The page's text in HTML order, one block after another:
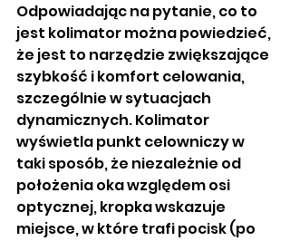
Odpowiadając na pytanie, co to
jest kolimatormożna powiedzieć,
że jest to narzędzie zwiększające
szybkość i komfort celowania,
szczególnie w sytuacjach
dynamicznych. Kolimator
wyświetla punkt celowniczy w
taki sposób, że niezależnie od
położenia oka względem osi
optycznej, kropka wskazuje
miejsce, w które trafi pocisk (po